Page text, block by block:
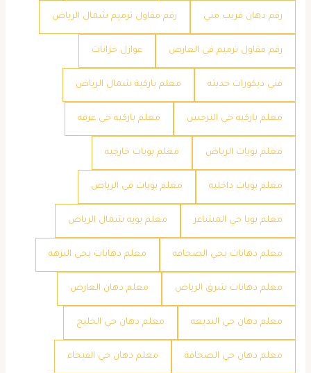
رقم دهان قريب مني رقم مقاول ترميم شمال الرياض
رقم مقاول ترميم في العارض عوازل خزانات
فني ديكورات حديثه معلم باركية شمال الرياض
معلم باركيه حي النرجس معلم باركيه حي عرقه
معلم بويات الرياض معلم بويات خارجيه
معلم بويات داخليه معلم بويات في الرياض
معلم بويا حي المشاعر معلم بويه شمال الرياض
معلم دهانات بحي الصحافه معلم دهانات بحي النزهه
معلم دهانات شرق الرياض معلم دهان العارض
معلم دهان حي البديعه معلم دهان حي الخليج
معلم دهان حي الصحافة معلم دهان حي الفيحاء